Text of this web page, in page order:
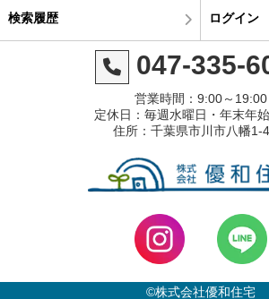
検索履歴 ログイン
047-335-
営業時間：9:00～19:00
定休日：毎週水曜日・年末年
住所：千葉県市川市八幡1-
©株式会社優和住宅